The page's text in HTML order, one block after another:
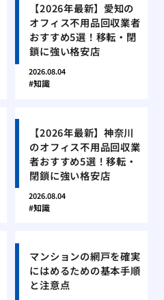
【2026年最新】愛知の
オフィス不用品回収業者
おすすめ5選！移転・閉
鎖に強い格安店
2026.08.04
知識
【2026年最新】神奈川
のオフィス不用品回収業
者おすすめ5選！移転・
閉鎖に強い格安店
2026.08.04
知識
マンションの網戸を確実
にはめるための基本手順
と注意点